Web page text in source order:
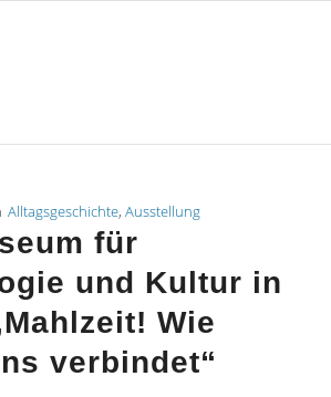
Alltagsgeschichte, Ausstellung
für
und Kultur in
Wie
verbindet“